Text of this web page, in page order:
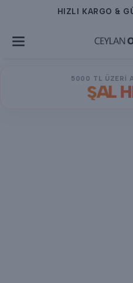
HIZLI KARGO &
5000 TL ÜZERİ
ŞAL